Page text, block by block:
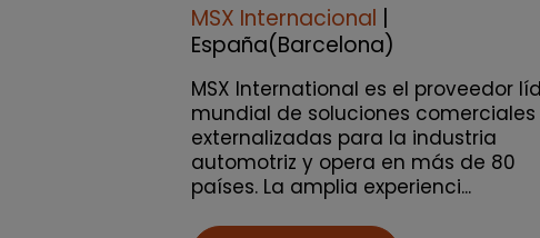
MSX Internacional
España(Barcelona)
MSX International es el proveedor
mundial de soluciones comerciales
externalizadas para la industria
automotriz y opera en más de 80
países. La amplia experienci...